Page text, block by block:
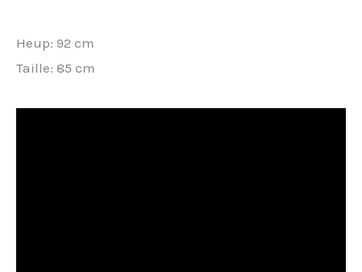
Heup: 92 cm
Taille: 85 cm